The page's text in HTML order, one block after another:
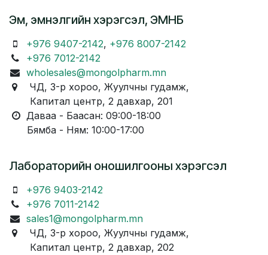
Эм, эмнэлгийн хэрэгсэл, ЭМНБ
+976 9407-2142, +976 8007-2142
+976 7012-2142
wholesales@mongolpharm.mn
ЧД, 3-р хороо, Жуулчны гудамж,
Капитал центр, 2 давхар, 201
Даваа - Баасан: 09:00-18:00
Бямба - Ням: 10:00-17:00
Лабораторийн оношилгооны хэрэгсэл
+976 9403-2142
+976 7011-2142
sales1@mongolpharm.mn
ЧД, 3-р хороо, Жуулчны гудамж,
Капитал центр, 2 давхар, 202